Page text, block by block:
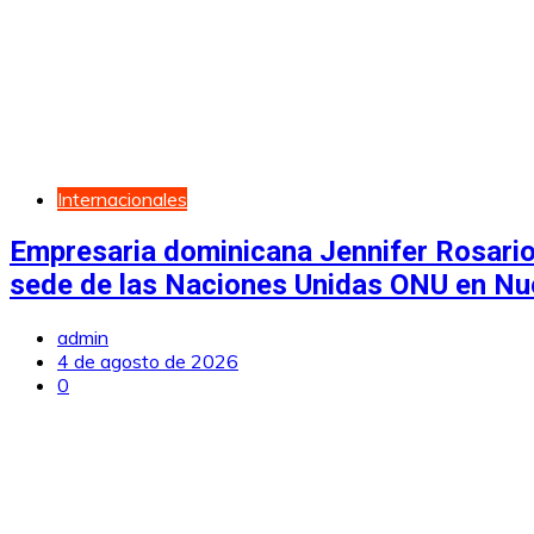
Internacionales
Empresaria dominicana Jennifer
sede de las Naciones Unidas ONU en
admin
4 de agosto de 2026
0